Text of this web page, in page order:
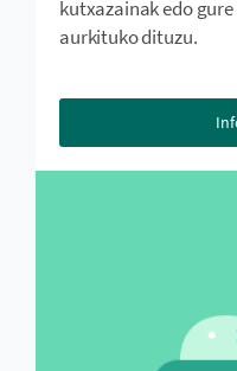
kutxazainak edo
aurkituko dituzu.